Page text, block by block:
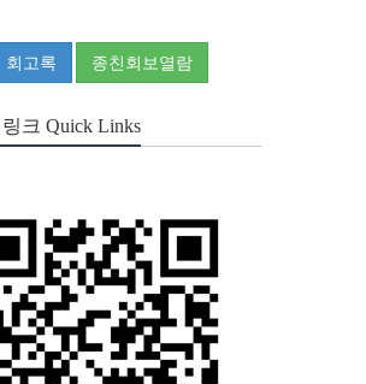
회고록 종친회보열람
크 Quick Links